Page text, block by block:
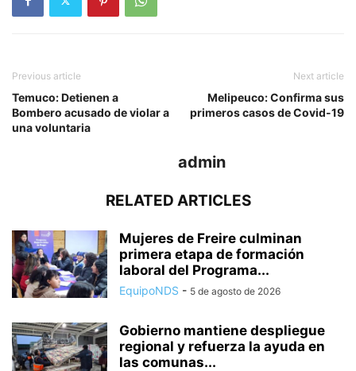
Previous article
Temuco: Detienen a
Bombero acusado de violar a
una voluntaria
Next article
Melipeuco: Confirma sus
primeros casos de Covid-19
admin
RELATED ARTICLES
Mujeres de Freire culminan
primera etapa de formación
laboral del Programa...
EquipoNDS - 5 de agosto de 2026
Gobierno mantiene despliegue
regional y refuerza la ayuda en
las comunas...